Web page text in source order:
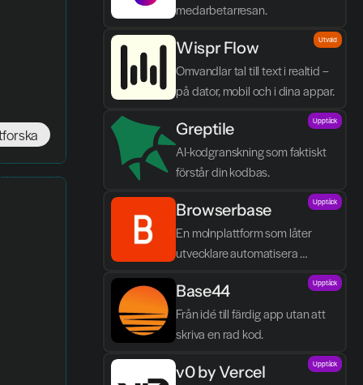
medarbetarresan.
Wispr Flow
Omvandlar tal till text i realtid –
på dator, mobil och i dina appar.
Utvald
Greptile
AI-kodgranskning som faktiskt
förstår din kodbas.
Upptäck
Browserbase
En molnplattform som låter
utvecklare automatisera
webbläsaruppgifter och bygga
AI-agenter utan egen
infrastruktur.
Upptäck
Base44
Från idé till färdig app utan att
skriva en rad kod.
Upptäck
v0 by Vercel Upptäck